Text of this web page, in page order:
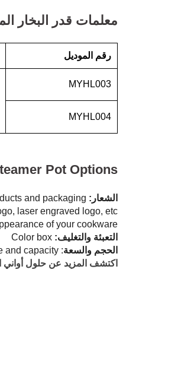
معلمات قدر البخار
رقم الموديل
MYHL003
MYHL004
Pot Options
الشعار: and packaging.
laser engraved logo, etc.
of your cookware.
التعبئة والتغليف: Color box
الحجم والسعة: Customize cookware size and capacity
اكتشف المزيد عن حلول